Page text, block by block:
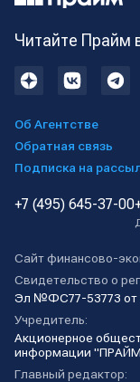
Читайте Прайм
Об Агентстве
Обратная связь
Подписка на
+7 (495) 645-37-00
Сайт финансово-
Свидетельство о
Эл №ФС77-53773 от
Учредитель:
Акционерное
информации
Главный редактор: